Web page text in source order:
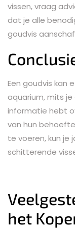
vissen, vraag
dat je alle
goudvis
Een goudvis kan
aquarium, mits
informatie hebt
van hun
te voeren, kun je
schitterende
het